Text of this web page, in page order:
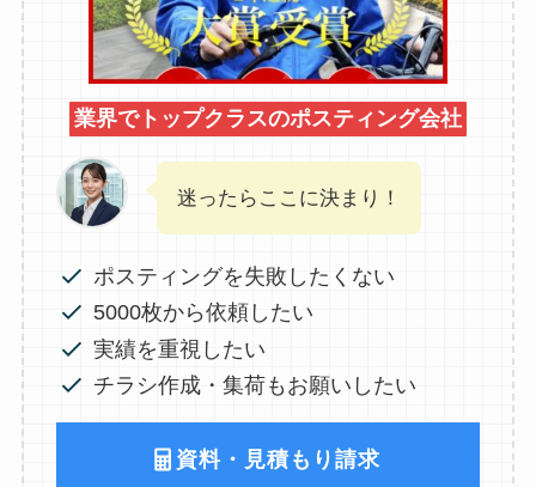
業界でトップクラスのポスティング会社
迷ったらここに決まり！
ポスティングを失敗したくない
5000枚から依頼したい
実績を重視したい
チラシ作成・集荷もお願いしたい
資料・見積もり請求